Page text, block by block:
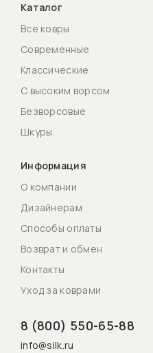
Каталог
Все ковры
Современные
Классические
С высоким ворсом
Безворсовые
Шкуры
Информация
О компании
Дизайнерам
Способы оплаты
Возврат и обмен
Контакты
Уход за коврами
8 (800) 550-65-88
info@silk.ru